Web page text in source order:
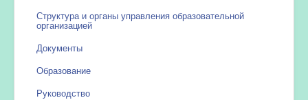
Структура и органы управления образовательной
организацией
Документы
Образование
Руководство